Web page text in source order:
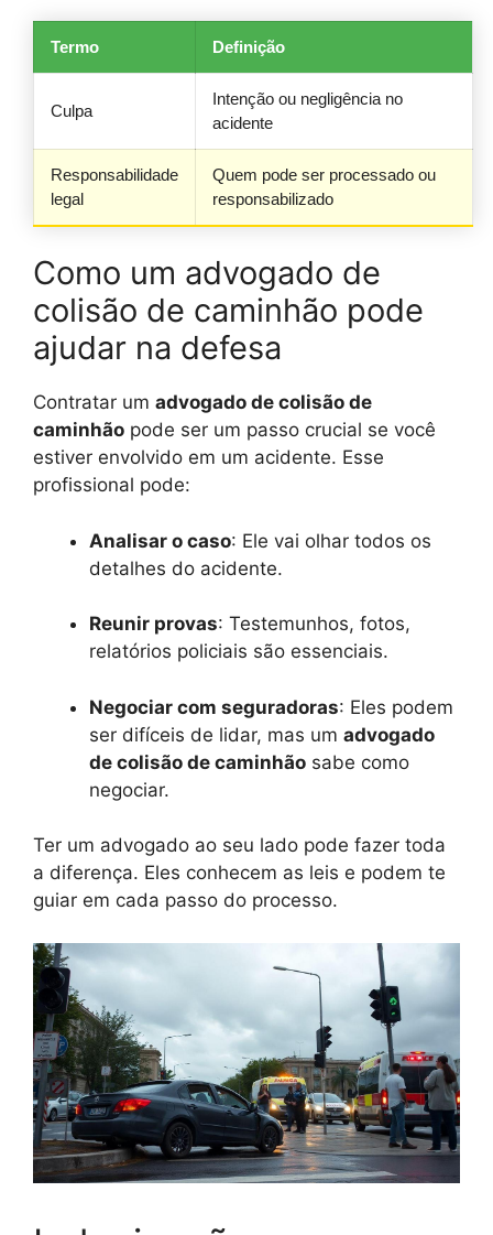
Termo Definição
Culpa
Intenção ou negligência no
acidente
Responsabilidade
legal
Quem pode ser processado ou
responsabilizado
Como um advogado de
colisão de caminhão pode
ajudar na defesa
Contratar um advogado de colisão de
caminhão pode ser um passo crucial se você
estiver envolvido em um acidente. Esse
profissional pode:
Analisar o caso: Ele vai olhar todos os
detalhes do acidente.
Reunir provas: Testemunhos, fotos,
relatórios policiais são essenciais.
Negociar com seguradoras: Eles podem
ser difíceis de lidar, mas um advogado
de colisão de caminhão sabe como
negociar.
Ter um advogado ao seu lado pode fazer toda
a diferença. Eles conhecem as leis e podem te
guiar em cada passo do processo.